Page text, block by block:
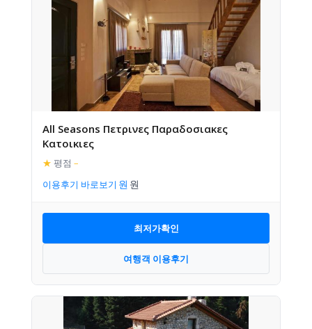
All Seasons Πετρινες Παραδοσιακες
Κατοικιες
★ 평점 –
이용후기 바로보기
최저가확인
여행객 이용후기